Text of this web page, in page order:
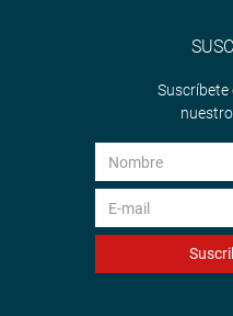
Suscríbete